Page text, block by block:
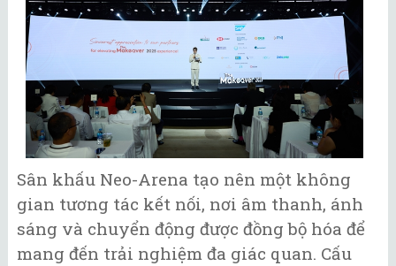
Sân khấu Neo-Arena tạo nên một không
gian tương tác kết nối, nơi âm thanh, ánh
sáng và chuyển động được đồng bộ hóa để
mang đến trải nghiệm đa giác quan. Cấu